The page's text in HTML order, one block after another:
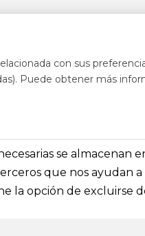
con
secciones e
Inicio
El festival
con sus
Puede obtener más
se almacenan
que nos ayudan
la opción de excluirse